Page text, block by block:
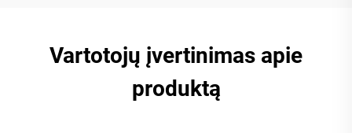
Vartotojų įvertinimas apie
produktą